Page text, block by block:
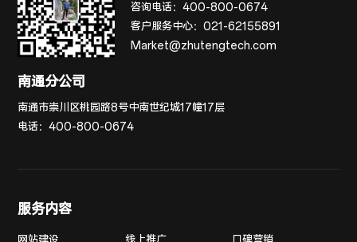
咨询电话：400-800-0674
客户服务中心：021-62155891
Market@zhutengtech.com
南通分公司
南通市崇川区桃园路8号中南世纪城17幢17层
电话：400-800-0674
服务内容